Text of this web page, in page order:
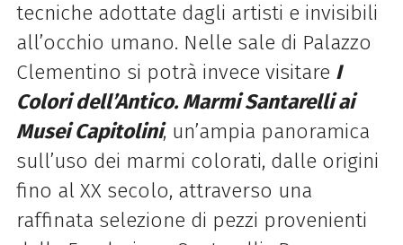
tecniche adottate dagli artisti e invisibili
all’occhio umano. Nelle sale di Palazzo
Clementino si potrà invece visitare I
Colori dell’Antico. Marmi Santarelli ai
Musei Capitolini, un’ampia panoramica
sull’uso dei marmi colorati, dalle origini
fino al XX secolo, attraverso una
raffinata selezione di pezzi provenienti